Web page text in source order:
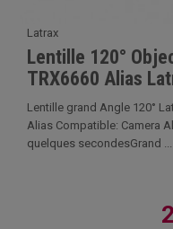
Latrax
Lentille 120°
TRX6660 Alias
Lentille grand Angle 120°
Alias Compatible: Camera
quelques secondesGrand ...